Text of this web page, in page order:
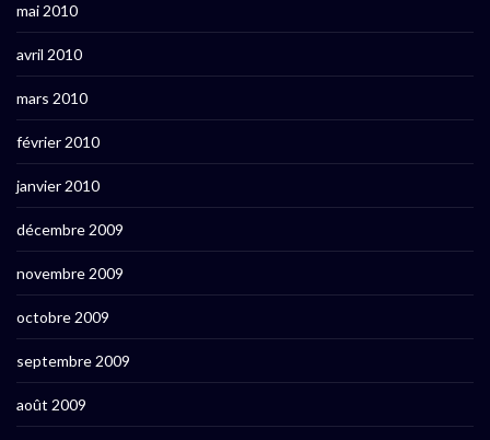
mai 2010
avril 2010
mars 2010
février 2010
janvier 2010
décembre 2009
novembre 2009
octobre 2009
septembre 2009
août 2009